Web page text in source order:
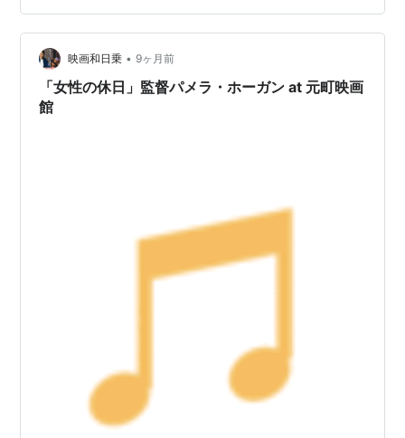
いが行われれば、女性は妊娠や出産をためらうようにな
り、結果的に労働市場からの退出を招くこと…
映画和日乗 • 9ヶ月前
「女性の休日」監督パメラ・ホーガン at 元町映画
館